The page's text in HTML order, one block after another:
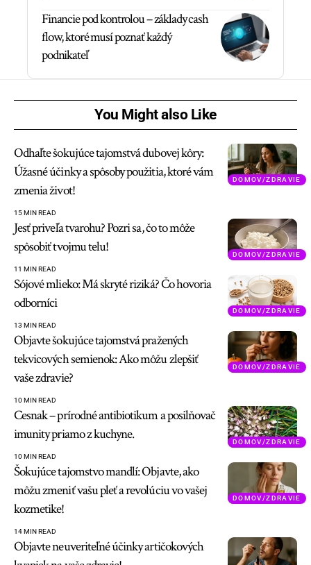
Financie pod kontrolou – základy cash
flow, ktoré musí poznať každý
podnikateľ
You Might also Like
DOMOV/ZDRAVIE
Odhaľte šokujúce tajomstvá dubovej kôry:
Úžasné účinky a spôsoby použitia, ktoré vám
zmenia život!
15 MIN READ
DOMOV/ZDRAVIE
Jesť priveľa tvarohu? Pozri sa, čo to môže
spôsobiť tvojmu telu!
11 MIN READ
DOMOV/ZDRAVIE
Sójové mlieko: Má skryté riziká? Čo hovoria
odborníci
13 MIN READ
DOMOV/ZDRAVIE
Objavte šokujúce tajomstvá pražených
tekvicových semienok: Ako môžu zlepšiť
vaše zdravie?
10 MIN READ
DOMOV/ZDRAVIE
Cesnak – prírodné antibiotikum a posilňovač
imunity priamo z kuchyne.
10 MIN READ
DOMOV/ZDRAVIE
Šokujúce tajomstvo mandlí: Objavte, ako
môžu zmeniť vašu pleť a revolúciu vo vašej
kozmetike!
14 MIN READ
Objavte neuveriteľné účinky artičokových